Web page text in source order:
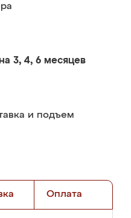
3, 4, 6 месяцев
и подъем
Оплата